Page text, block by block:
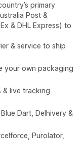
primary
Post &
& DHL Express) to
& service to ship
your own packaging
& live tracking
Dart, Delhivery &
Purolator,